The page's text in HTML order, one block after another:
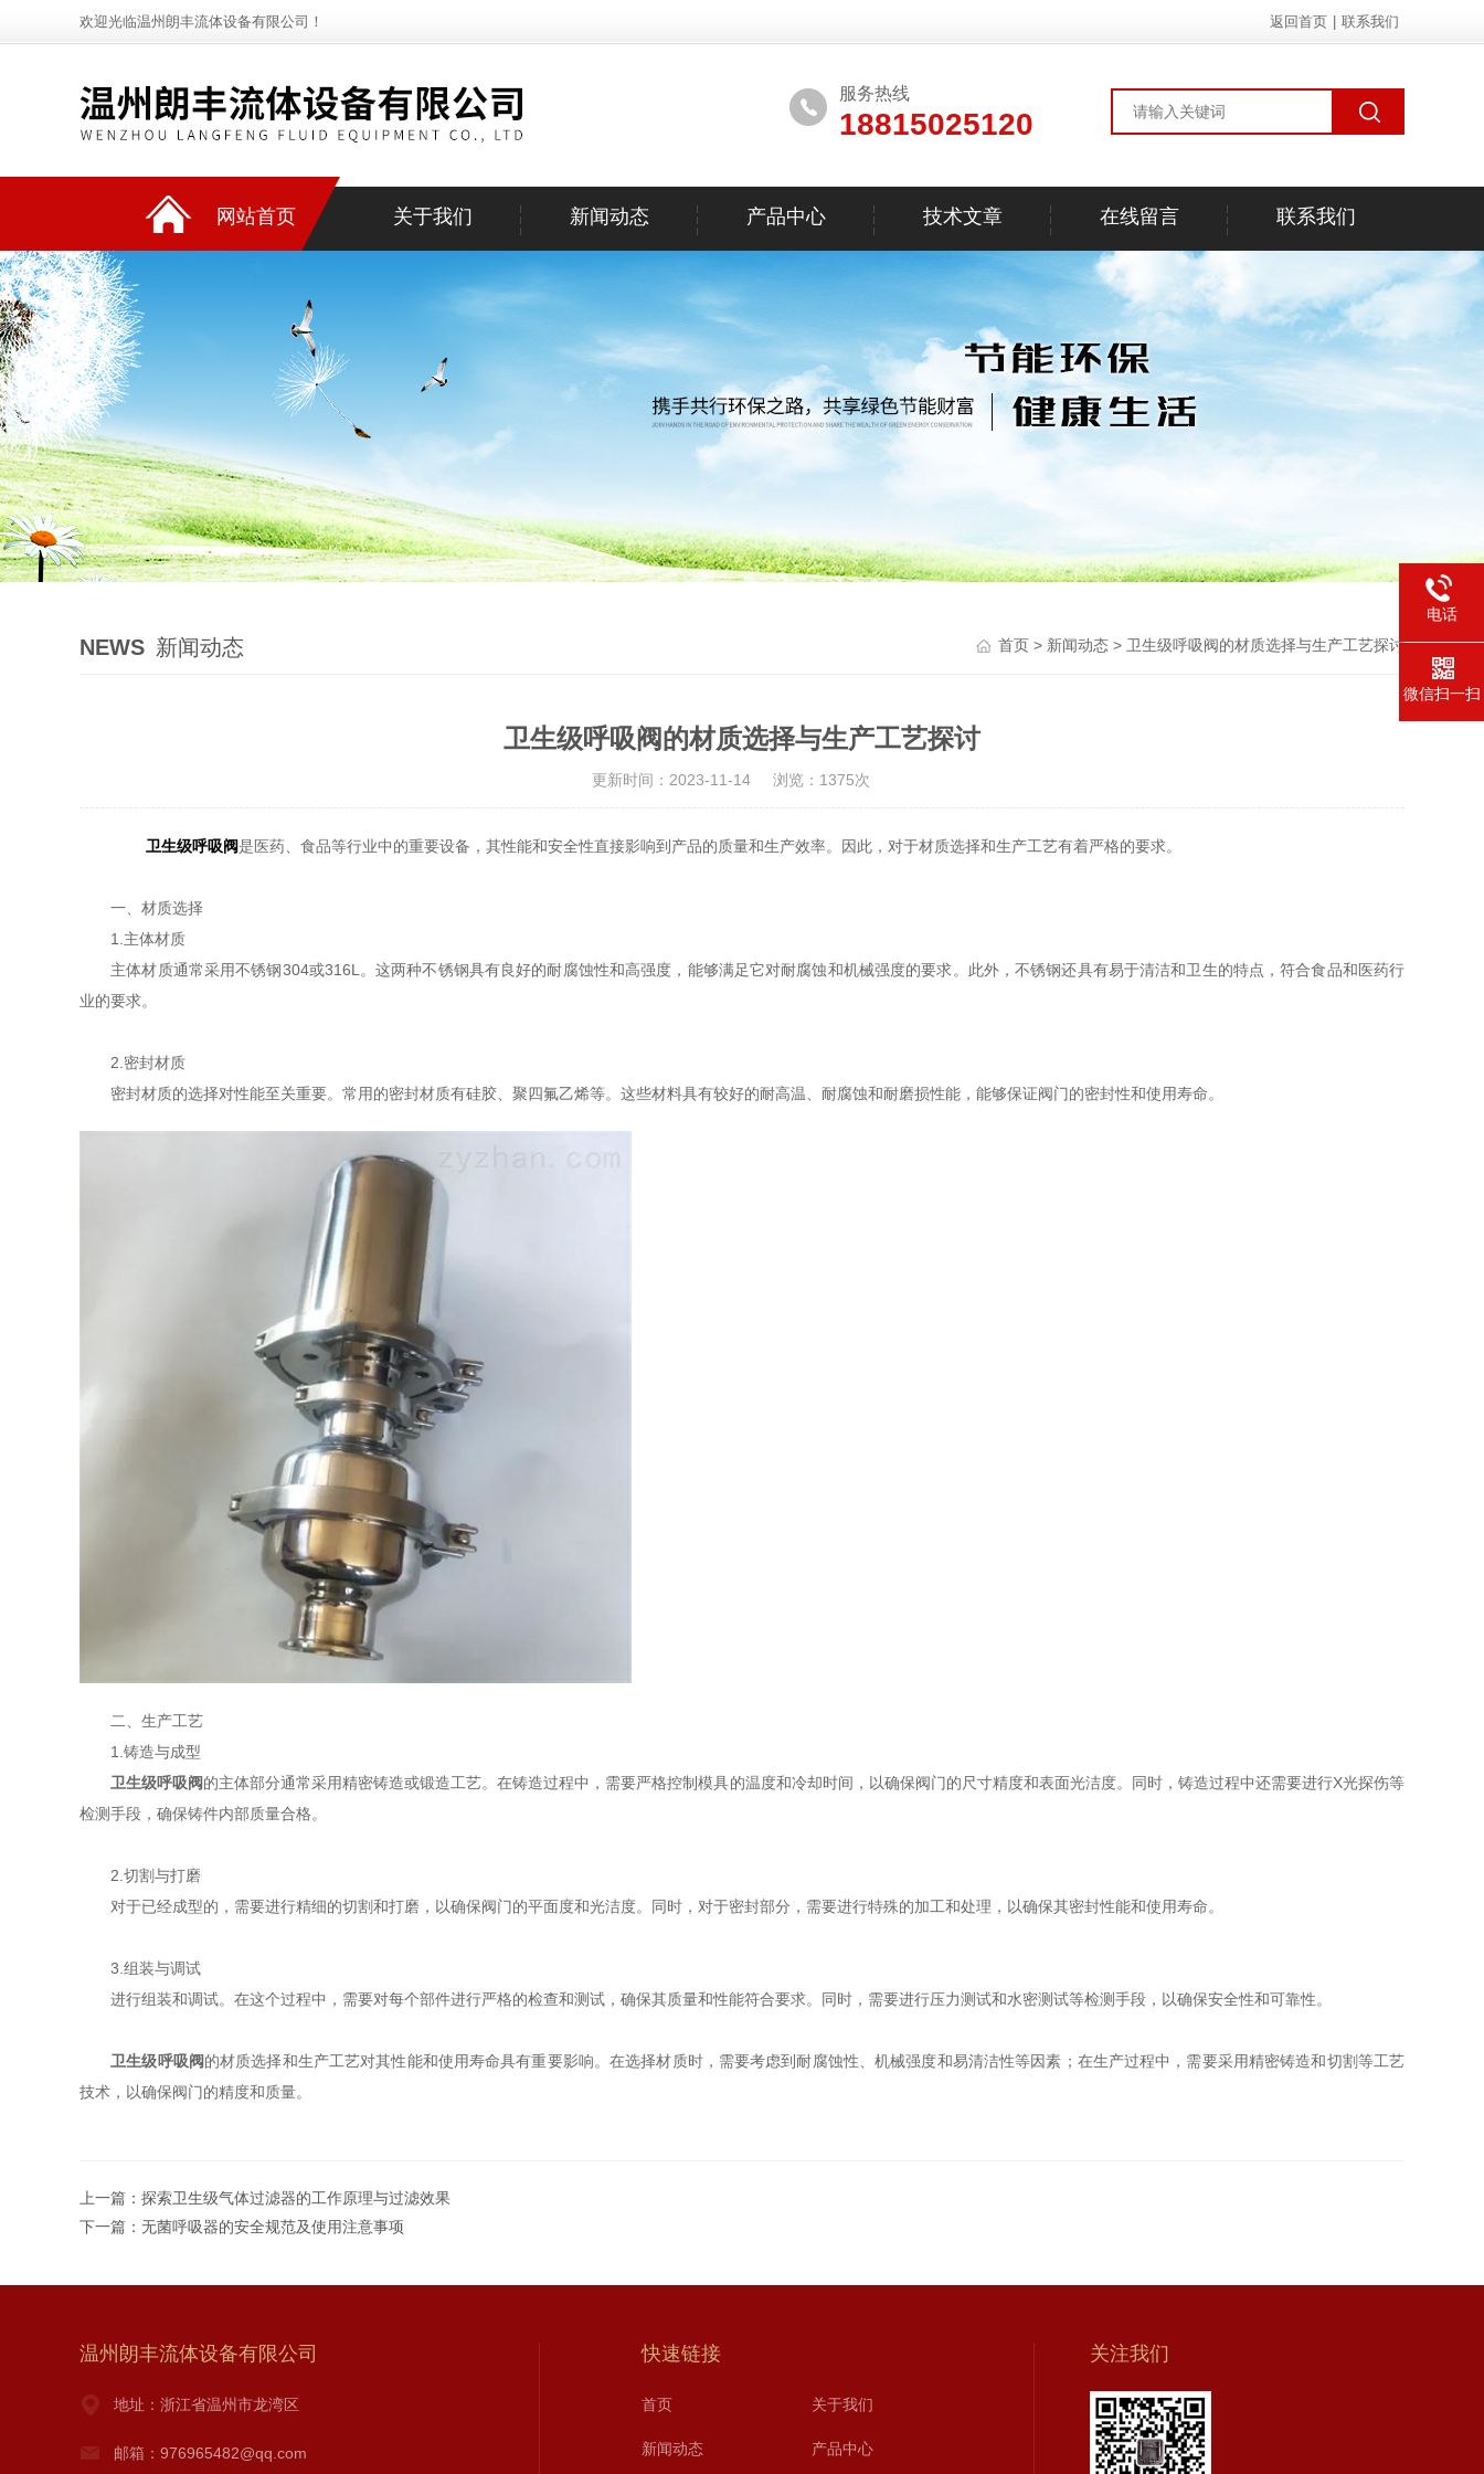
欢迎光临温州朗丰流体设备有限公司！ 返回首页 联系我们
服务热线
18815025120
网站首页 关于我们 新闻动态 产品中心 技术文章 在线留言 联系我们
NEWS 新闻动态 首页 > 新闻动态 > 卫生级呼吸阀的材质选择与生产工艺探讨
卫生级呼吸阀的材质选择与生产工艺探讨
更新时间：2023-11-14 浏览：1375次
卫生级呼吸阀是医药、食品等行业中的重要设备，其性能和安全性直接影响到产品的质量和生产效率。因此，对于材质选择和生产工艺有着严格的要求。
一、材质选择
1.主体材质
主体材质通常采用不锈钢304或316L。这两种不锈钢具有良好的耐腐蚀性和高强度，能够满足它对耐腐蚀和机械强度的要求。此外，不锈钢还具有易于清洁和卫生的特点，符合食品和医药行
业的要求。
2.密封材质
密封材质的选择对性能至关重要。常用的密封材质有硅胶、聚四氟乙烯等。这些材料具有较好的耐高温、耐腐蚀和耐磨损性能，能够保证阀门的密封性和使用寿命。
二、生产工艺
1.铸造与成型
卫生级呼吸阀的主体部分通常采用精密铸造或锻造工艺。在铸造过程中，需要严格控制模具的温度和冷却时间，以确保阀门的尺寸精度和表面光洁度。同时，铸造过程中还需要进行X光探伤等
检测手段，确保铸件内部质量合格。
2.切割与打磨
对于已经成型的，需要进行精细的切割和打磨，以确保阀门的平面度和光洁度。同时，对于密封部分，需要进行特殊的加工和处理，以确保其密封性能和使用寿命。
3.组装与调试
进行组装和调试。在这个过程中，需要对每个部件进行严格的检查和测试，确保其质量和性能符合要求。同时，需要进行压力测试和水密测试等检测手段，以确保安全性和可靠性。
卫生级呼吸阀的材质选择和生产工艺对其性能和使用寿命具有重要影响。在选择材质时，需要考虑到耐腐蚀性、机械强度和易清洁性等因素；在生产过程中，需要采用精密铸造和切割等工艺
技术，以确保阀门的精度和质量。
上一篇： 探索卫生级气体过滤器的工作原理与过滤效果
下一篇： 无菌呼吸器的安全规范及使用注意事项
温州朗丰流体设备有限公司
地址：浙江省温州市龙湾区
邮箱：976965482@qq.com
快速链接
首页 关于我们
新闻动态 产品中心
关注我们
电话
微信扫一扫